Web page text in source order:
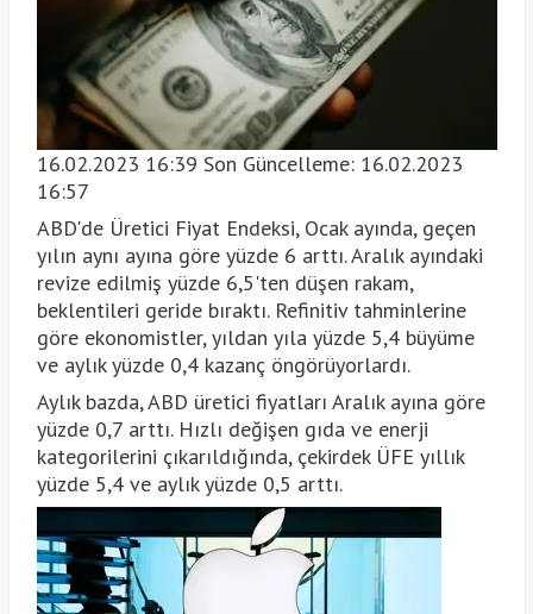
16.02.2023 16:39 Son Güncelleme: 16.02.2023
16:57
ABD'de Üretici Fiyat Endeksi, Ocak ayında, geçen
yılın aynı ayına göre yüzde 6 arttı. Aralık ayındaki
revize edilmiş yüzde 6,5'ten düşen rakam,
beklentileri geride bıraktı. Refinitiv tahminlerine
göre ekonomistler, yıldan yıla yüzde 5,4 büyüme
ve aylık yüzde 0,4 kazanç öngörüyorlardı.
Aylık bazda, ABD üretici fiyatları Aralık ayına göre
yüzde 0,7 arttı. Hızlı değişen gıda ve enerji
kategorilerini çıkarıldığında, çekirdek ÜFE yıllık
yüzde 5,4 ve aylık yüzde 0,5 arttı.